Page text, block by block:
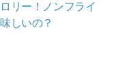
リー！ノンフライ
しいの？